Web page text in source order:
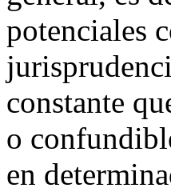
potenciales
constante
o
en